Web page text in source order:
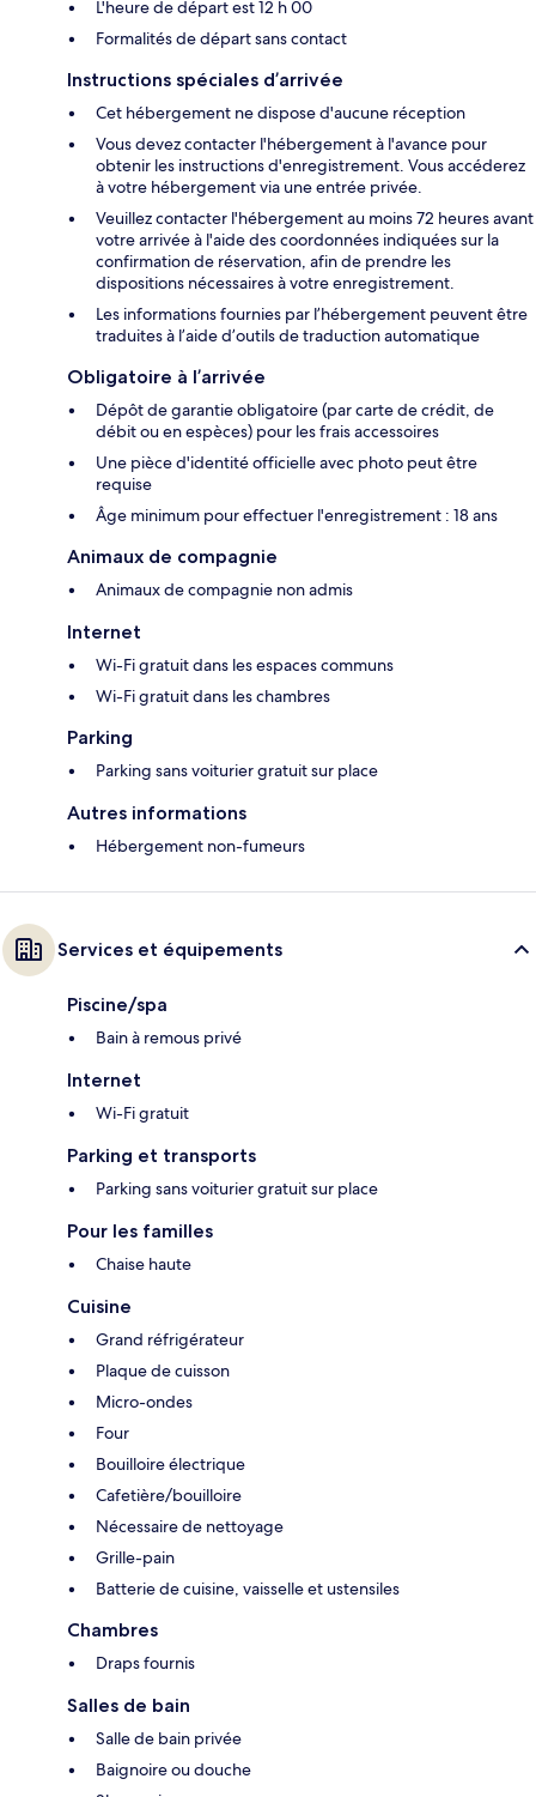
L'heure de départ est 12 h 00
Formalités de départ sans contact
Instructions spéciales d’arrivée
Cet hébergement ne dispose d'aucune réception
Vous devez contacter l'hébergement à l'avance pour
obtenir les instructions d'enregistrement. Vous accéderez
à votre hébergement via une entrée privée.
Veuillez contacter l'hébergement au moins 72 heures avant
votre arrivée à l'aide des coordonnées indiquées sur la
confirmation de réservation, afin de prendre les
dispositions nécessaires à votre enregistrement.
Les informations fournies par l’hébergement peuvent être
traduites à l’aide d’outils de traduction automatique
Obligatoire à l’arrivée
Dépôt de garantie obligatoire (par carte de crédit, de
débit ou en espèces) pour les frais accessoires
Une pièce d'identité officielle avec photo peut être
requise
Âge minimum pour effectuer l'enregistrement : 18 ans
Animaux de compagnie
Animaux de compagnie non admis
Internet
Wi-Fi gratuit dans les espaces communs
Wi-Fi gratuit dans les chambres
Parking
Parking sans voiturier gratuit sur place
Autres informations
Hébergement non-fumeurs
Services et équipements
Piscine/spa
Bain à remous privé
Internet
Wi-Fi gratuit
Parking et transports
Parking sans voiturier gratuit sur place
Pour les familles
Chaise haute
Cuisine
Grand réfrigérateur
Plaque de cuisson
Micro-ondes
Four
Bouilloire électrique
Cafetière/bouilloire
Nécessaire de nettoyage
Grille-pain
Batterie de cuisine, vaisselle et ustensiles
Chambres
Draps fournis
Salles de bain
Salle de bain privée
Baignoire ou douche